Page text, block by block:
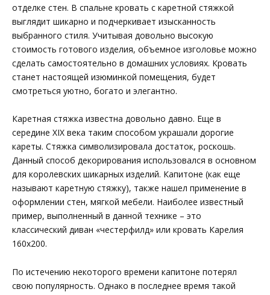
отделке стен. В спальне кровать с каретной стяжкой
выглядит шикарно и подчеркивает изысканность
выбранного стиля. Учитывая довольно высокую
стоимость готового изделия, объемное изголовье можно
сделать самостоятельно в домашних условиях. Кровать
станет настоящей изюминкой помещения, будет
смотреться уютно, богато и элегантно.
Каретная стяжка известна довольно давно. Еще в
середине XIX века таким способом украшали дорогие
кареты. Стяжка символизировала достаток, роскошь.
Данный способ декорирования использовался в основном
для королевских шикарных изделий. Капитоне (как еще
называют каретную стяжку), также нашел применение в
оформлении стен, мягкой мебели. Наиболее известный
пример, выполненный в данной технике – это
классический диван «честерфилд» или кровать Карелия
160х200.
По истечению некоторого времени капитоне потерял
свою популярность. Однако в последнее время такой